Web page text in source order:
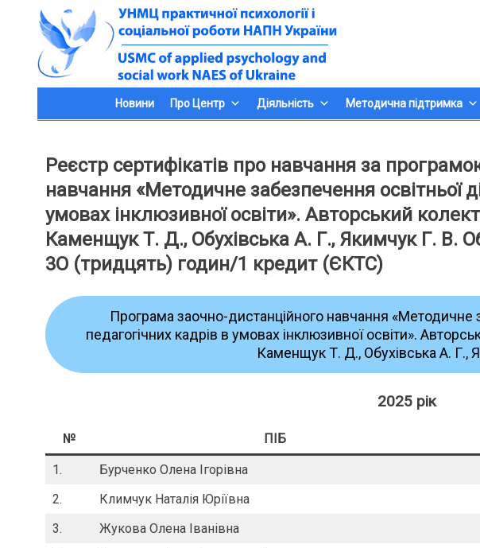
Skip
to
content
Новини Про Центр Діяльність Методична підтримка
Реєстр сертифікатів про навчання за
навчання «Методичне забезпечення освітньої
умовах інклюзивної освіти». Авторський
Каменщук Т. Д., Обухівська А. Г., Якимчук Г. В.
3О (тридцять) годин/1 кредит (ЄКТС)
Програма заочно-дистанційного навчання «Методичне
педагогічних кадрів в умовах інклюзивної освіти».
Каменщук Т. Д., Обухівська А. Г.,
2025 рік
№ ПІБ
1. Бурченко Олена Ігорівна
2.
Климчук Наталія Юріївна
3.
Жукова Олена Іванівна